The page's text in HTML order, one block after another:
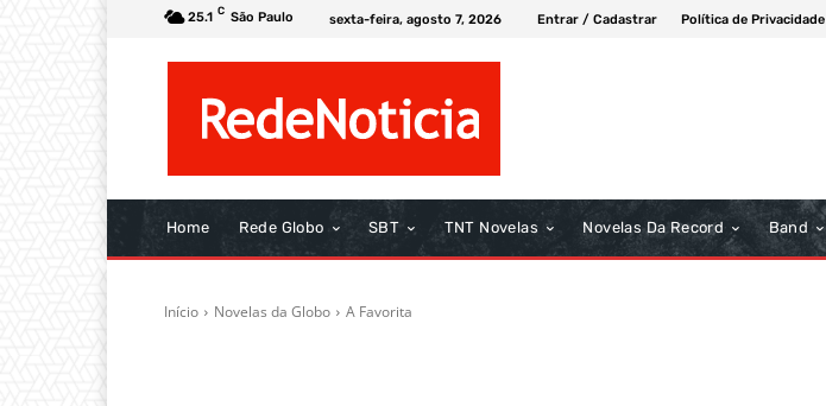
25.1 C São Paulo sexta-feira, agosto 7, 2026 Entrar / Cadastrar Política de Privacidade
Home Rede Globo SBT TNT Novelas Novelas Da Record Band
Início Novelas da Globo A Favorita